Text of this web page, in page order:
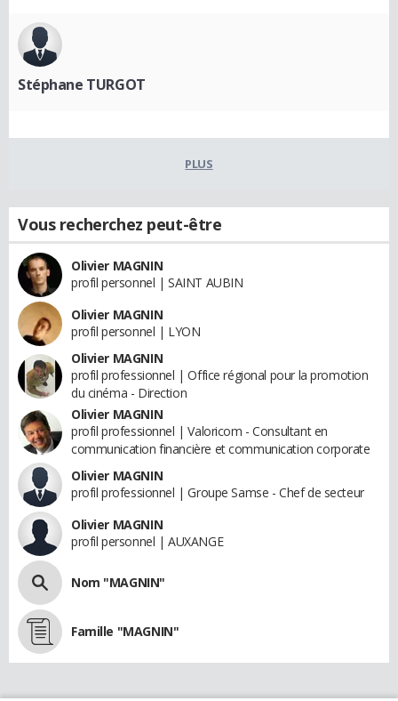
Stéphane TURGOT
PLUS
Vous recherchez peut-être
Olivier MAGNIN
profil personnel | SAINT AUBIN
Olivier MAGNIN
profil personnel | LYON
Olivier MAGNIN
profil professionnel | Office régional pour la promotion
du cinéma - Direction
Olivier MAGNIN
profil professionnel | Valoricom - Consultant en
communication financière et communication corporate
Olivier MAGNIN
profil professionnel | Groupe Samse - Chef de secteur
Olivier MAGNIN
profil personnel | AUXANGE
Nom "MAGNIN"
Famille "MAGNIN"